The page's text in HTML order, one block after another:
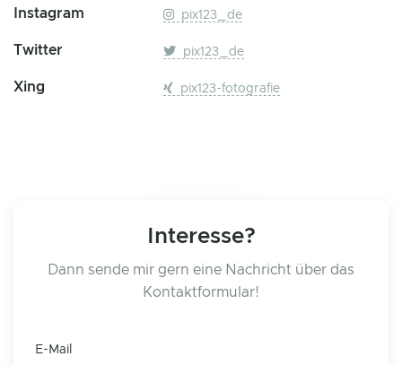
Instagram pix123_de
Twitter pix123_de
Xing pix123-fotografie
Interesse?
Dann sende mir gern eine Nachricht über das
Kontaktformular!
E-Mail